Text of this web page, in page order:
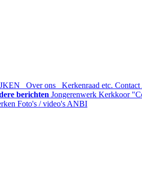
Over ons Kerkenraad etc. Contact
berichten Jongerenwerk Kerkkoor
Foto's / video's ANBI